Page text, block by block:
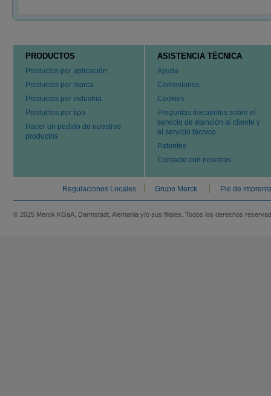
PRODUCTOS
Productos por aplicación
Productos por marca
Productos por industria
Productos por tipo
Hacer un pedido de nuestros
productos
ASISTENCIA TÉCNICA
Ayuda
Comentarios
Cookies
Preguntas frecuentes sobre el
servicio de atención al cliente y
el servicio técnico
Patentes
Contacte con nosotros
Regulaciones Locales Grupo Merck Pie de
© 2025 Merck KGaA, Darmstadt, Alemania y/o sus filiales. Todos los derechos